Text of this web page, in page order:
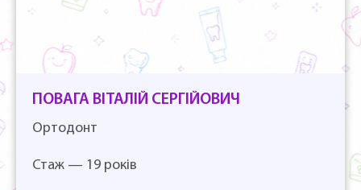
ПОВАГА ВІТАЛІЙ СЕРГІЙОВИЧ
Ортодонт
Стаж — 19 років